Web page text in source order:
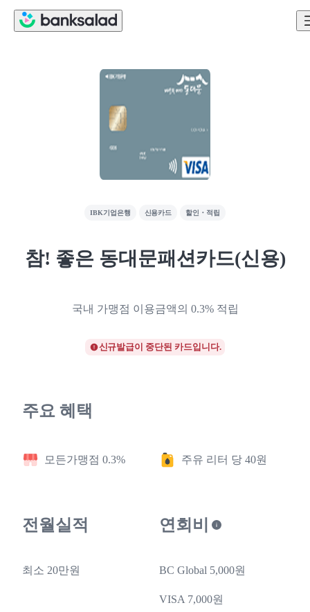
IBK기업은행 신용카드 할인・적립
참! 좋은 동대문패션카드(신용)
국내 가맹점 이용금액의 0.3% 적립
신규발급이 중단된 카드입니다.
주요 혜택
모든가맹점 0.3% 주유 리터 당 40원
전월실적
최소 20만원
연회비
BC Global 5,000원
VISA 7,000원